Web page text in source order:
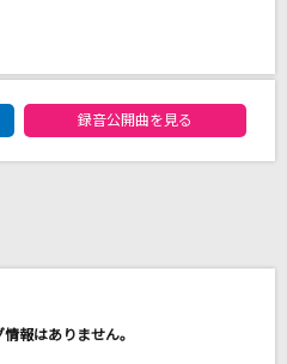
エントリーランキング
録音公開曲を見る